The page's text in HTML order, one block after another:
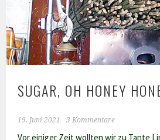
SUGAR, OH HONEY
19. Juni 2021 3 Kommentare
Vor einiger Zeit wollten wir zu Tante